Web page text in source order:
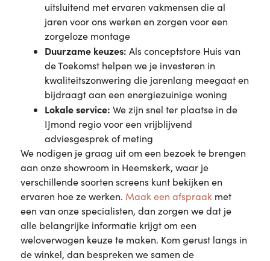
uitsluitend met ervaren vakmensen die al
jaren voor ons werken en zorgen voor een
zorgeloze montage
Duurzame keuzes: Als conceptstore Huis van
de Toekomst helpen we je investeren in
kwaliteitszonwering die jarenlang meegaat en
bijdraagt aan een energiezuinige woning
Lokale service: We zijn snel ter plaatse in de
IJmond regio voor een vrijblijvend
adviesgesprek of meting
We nodigen je graag uit om een bezoek te brengen
aan onze showroom in Heemskerk, waar je
verschillende soorten screens kunt bekijken en
ervaren hoe ze werken. Maak een afspraak met
een van onze specialisten, dan zorgen we dat je
alle belangrijke informatie krijgt om een
weloverwogen keuze te maken. Kom gerust langs in
de winkel, dan bespreken we samen de